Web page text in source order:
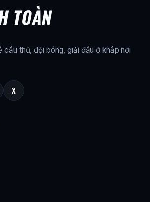
TOÀN
cầu thủ, đội bóng, giải đấu ở khắp nơi
X